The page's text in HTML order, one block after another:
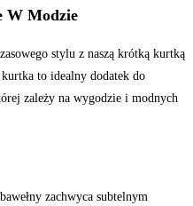
W Modzie
stylu z naszą krótką kurtką
to idealny dodatek do
zależy na wygodzie i modnych
zachwyca subtelnym